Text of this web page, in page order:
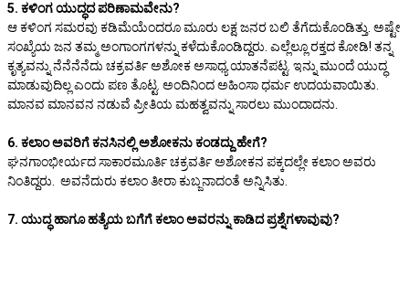
5. ಕಳಿಂಗ ಯುದ್ಧದ ಪರಿಣಾಮವೇನು?
ಆ ಕಳಿಂಗ ಸಮರವು ಕಡಿಮೆಯೆಂದರೂ ಮೂರು ಲಕ್ಷ ಜನರ ಬಲಿ ತೆಗೆದುಕೊಂಡಿತ್ತು. ಅಷ್ಟೇ
ಸಂಖ್ಯೆಯ ಜನ ತಮ್ಮ ಅಂಗಾಂಗಗಳನ್ನು ಕಳೆದುಕೊಂಡಿದ್ದರು. ಎಲ್ಲೆಲ್ಲೂ ರಕ್ತದ ಕೋಡಿ! ತನ್ನ
ಕೃತ್ಯವನ್ನು ನೆನೆನೆನೆದು ಚಕ್ರವರ್ತಿ ಅಶೋಕ ಅಸಾಧ್ಯ ಯಾತನೆಪಟ್ಟ. ಇನ್ನು ಮುಂದೆ ಯುದ್ಧ
ಮಾಡುವುದಿಲ್ಲ ಎಂದು ಪಣ ತೊಟ್ಟ. ಅಂದಿನಿಂದ ಅಹಿಂಸಾ ಧರ್ಮ ಉದಯವಾಯಿತು.
ಮಾನವ ಮಾನವನ ನಡುವೆ ಪ್ರೀತಿಯ ಮಹತ್ವವನ್ನು ಸಾರಲು ಮುಂದಾದನು.
6. ಕಲಾಂ ಅವರಿಗೆ ಕನಸಿನಲ್ಲಿ ಅಶೋಕನು ಕಂಡದ್ದು ಹೇಗೆ?
ಘನಗಾಂಭೀರ್ಯದ ಸಾಕಾರಮೂರ್ತಿ ಚಕ್ರವರ್ತಿ ಅಶೋಕನ ಪಕ್ಕದಲ್ಲೇ ಕಲಾಂ ಅವರು
ನಿಂತಿದ್ದರು. ಅವನೆದುರು ಕಲಾಂ ತೀರಾ ಕುಬ್ಜನಾದಂತೆ ಅನ್ನಿಸಿತು.
7. ಯುದ್ಧ ಹಾಗೂ ಹತ್ಯೆಯ ಬಗೆಗೆ ಕಲಾಂ ಅವರನ್ನು ಕಾಡಿದ ಪ್ರಶ್ನೆಗಳಾವುವು?